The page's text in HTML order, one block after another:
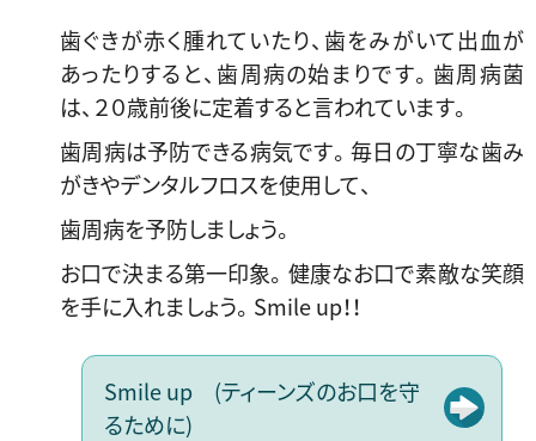
歯ぐきが赤く腫れていたり、歯をみがいて出血が
あったりすると、歯周病の始まりです。歯周病菌
は、２０歳前後に定着すると言われています。
歯周病は予防できる病気です。毎日の丁寧な歯み
がきやデンタルフロスを使用して、
歯周病を予防しましょう。
お口で決まる第一印象。健康なお口で素敵な笑顔
を手に入れましょう。Smile up！！
Smile up (ティーンズのお口を守
るために)